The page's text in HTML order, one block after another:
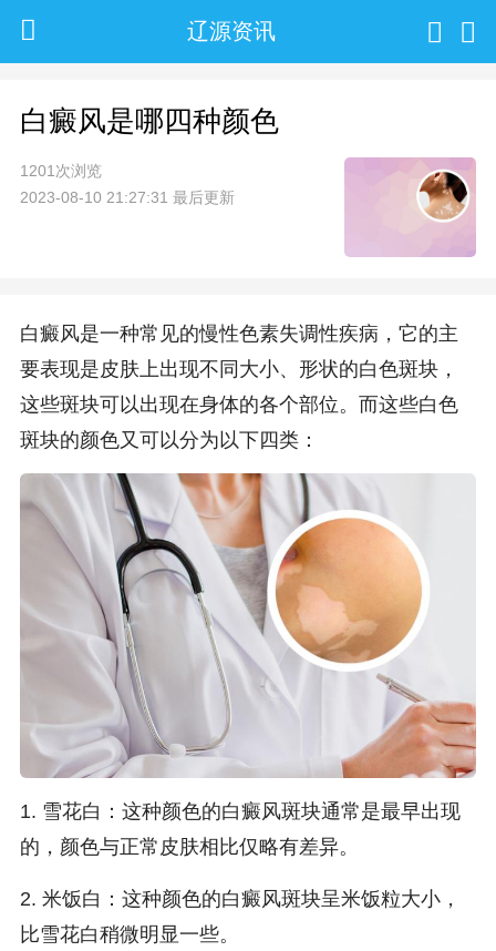
辽源资讯
白癜风是哪四种颜色
1201次浏览
2023-08-10 21:27:31 最后更新
白癜风是一种常见的慢性色素失调性疾病，它的主
要表现是皮肤上出现不同大小、形状的白色斑块，
这些斑块可以出现在身体的各个部位。而这些白色
斑块的颜色又可以分为以下四类：
1. 雪花白：这种颜色的白癜风斑块通常是最早出现
的，颜色与正常皮肤相比仅略有差异。
2. 米饭白：这种颜色的白癜风斑块呈米饭粒大小，
比雪花白稍微明显一些。